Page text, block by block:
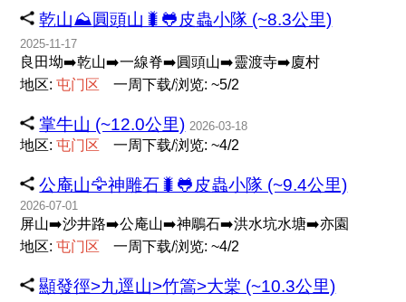
乾山⛰️圓頭山🐛🐸皮蟲小隊 (~8.3公里)
2025-11-17
良田坳➡️乾山➡️一線脊➡️圓頭山➡️靈渡寺➡️廈村
地区:屯门 区 一周下载/浏览: ~5/2
掌牛山 (~12.0公里) 2026-03-18
地区:屯门 区 一周下载/浏览: ~4/2
公庵山🦅神雕石🐛🐸皮蟲小隊 (~9.4公里)
2026-07-01
屏山➡️沙井路➡️公庵山➡️神鵰石➡️洪水坑水塘➡️亦園
地区:屯门 区 一周下载/浏览: ~4/2
顯發徑>九逕山>竹篙>大棠 (~10.3公里)